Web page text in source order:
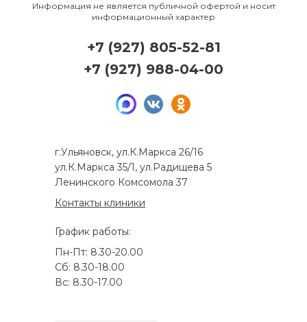
Информация не является публичной офертой и носит
информационный характер
г.Ульяновск, ул.К.Маркса 26/16
ул.К.Маркса 35/1, ул.Радищева 5
Ленинского Комсомола 37
Контакты клиники
График работы:
Пн-Пт: 8.30-20.00
Сб: 8.30-18.00
Вс: 8.30-17.00
+7 (927) 805-52-81
+7 (927) 988-04-00